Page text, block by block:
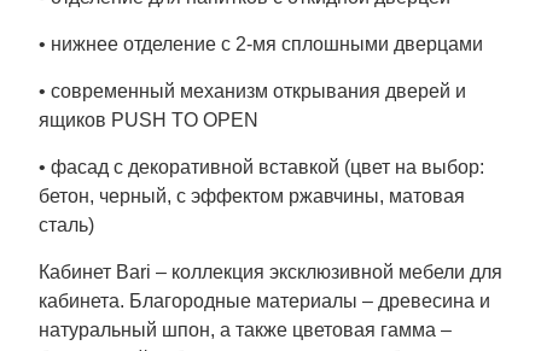
• нижнее отделение с 2-мя сплошными дверцами
• современный механизм открывания дверей и
ящиков PUSH TO OPEN
• фасад с декоративной вставкой (цвет на выбор:
бетон, черный, с эффектом ржавчины, матовая
сталь)
Кабинет Bari – коллекция эксклюзивной мебели для
кабинета. Благородные материалы – древесина и
натуральный шпон, а также цветовая гамма –